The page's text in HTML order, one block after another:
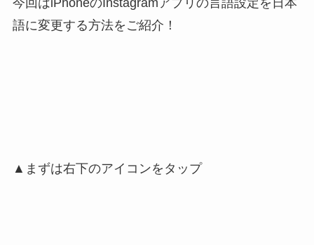
今回はiPhoneのInstagramアプリの言語設定を日本
語に変更する方法をご紹介！
▲まずは右下のアイコンをタップ